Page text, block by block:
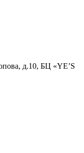
д.10, БЦ «YE’S